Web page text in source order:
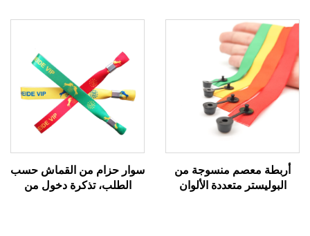
مخصص مهرجان أساور
قماشية منسوجة
كبيرة، بدون حد أدنى للطلب
أربطة معصم منسوجة من
البوليستر متعددة الألوان
سوار حزام من القماش حسب
الطلب، تذكرة دخول من